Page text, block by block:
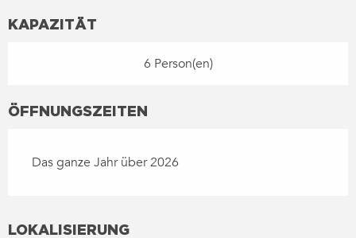
KAPAZITÄT
6 Person(en)
ÖFFNUNGSZEITEN
Das ganze Jahr über 2026
LOKALISIERUNG